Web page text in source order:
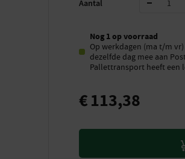
Aantal
Nog 1 op voorraad
Op werkdagen (ma t/m
dezelfde dag mee aan
Pallettransport heeft een
€113,38